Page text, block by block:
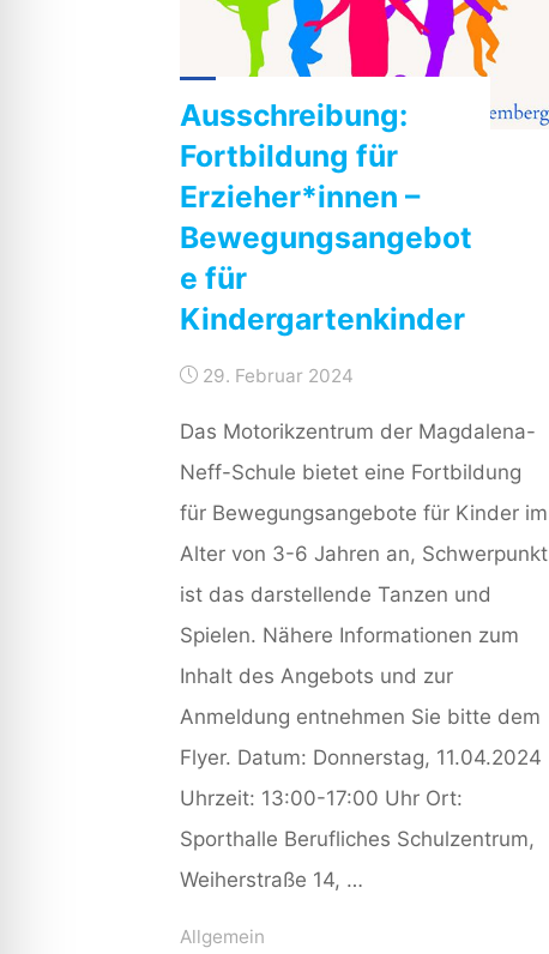
und
gelungenes
Leben
aus?"
Ausschreibung:
Fortbildung für
Erzieher*innen –
Bewegungsangebot
e für
Kindergartenkinder
29. Februar 2024
Das Motorikzentrum der Magdalena-
Neff-Schule bietet eine Fortbildung
für Bewegungsangebote für Kinder im
Alter von 3-6 Jahren an, Schwerpunkt
ist das darstellende Tanzen und
Spielen. Nähere Informationen zum
Inhalt des Angebots und zur
Anmeldung entnehmen Sie bitte dem
Flyer. Datum: Donnerstag, 11.04.2024
Uhrzeit: 13:00-17:00 Uhr Ort:
Sporthalle Berufliches Schulzentrum,
Weiherstraße 14, …
Allgemein